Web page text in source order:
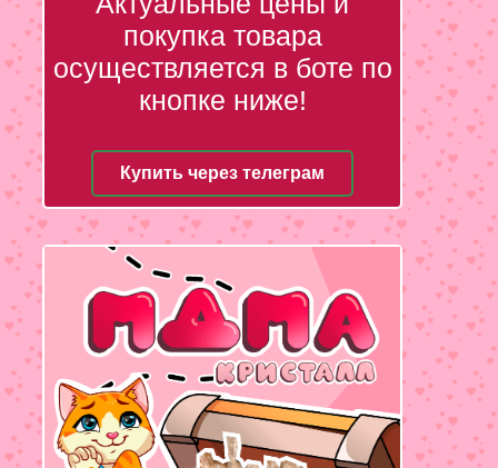
покупка товара
осуществляется в боте по
кнопке ниже!
Купить через телеграм